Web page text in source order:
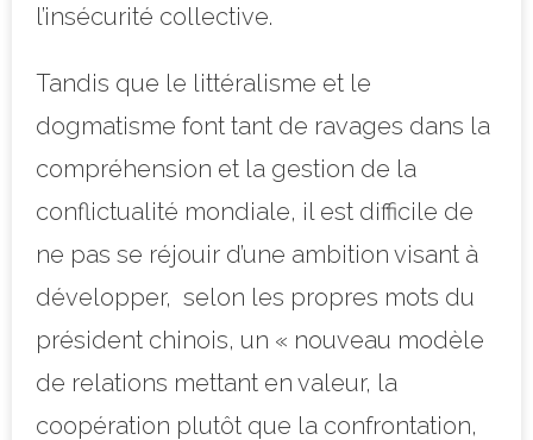
l’insécurité collective.
Tandis que le littéralisme et le
dogmatisme font tant de ravages dans la
compréhension et la gestion de la
conflictualité mondiale, il est difficile de
ne pas se réjouir d’une ambition visant à
développer, selon les propres mots du
président chinois, un « nouveau modèle
de relations mettant en valeur, la
coopération plutôt que la confrontation,